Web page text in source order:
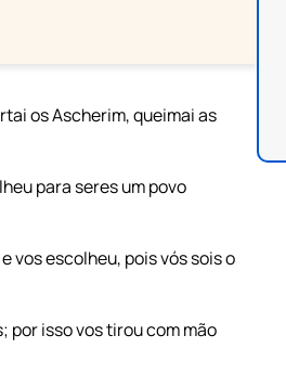
os Ascherim, queimai as
para seres um povo
vos escolheu, pois vós sois o
por isso vos tirou com mão